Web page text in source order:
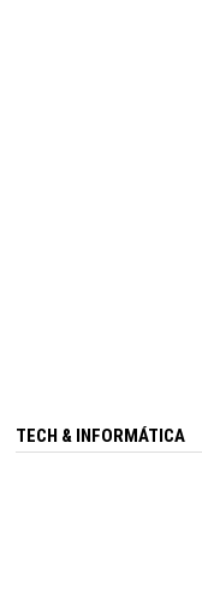
TECH & INFORMÁTICA